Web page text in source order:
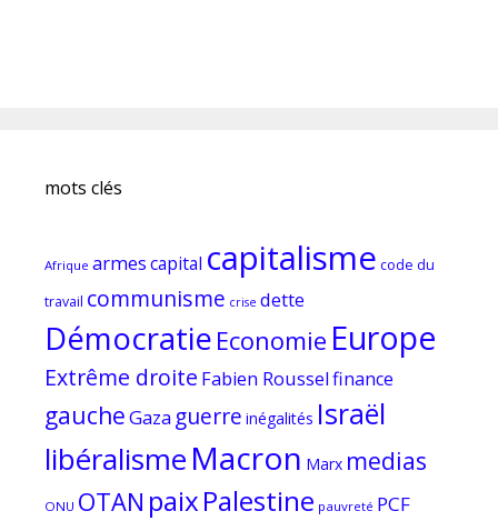
mots clés
Afrique armescapital capitalisme code du
travail communisme crise dette
Démocratie Economie Europe
Extrême droite Fabien Rousselfinance
gaucheGaza guerre inégalités Israël
libéralismeMacron Marx medias
ONU OTAN paixPalestine pauvreté PCF